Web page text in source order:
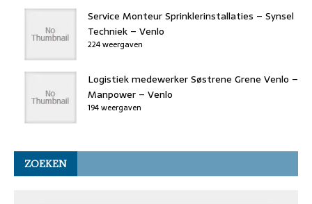
Service Monteur Sprinklerinstallaties – Synsel
Techniek – Venlo
224 weergaven
Logistiek medewerker Søstrene Grene Venlo –
Manpower – Venlo
194 weergaven
ZOEKEN